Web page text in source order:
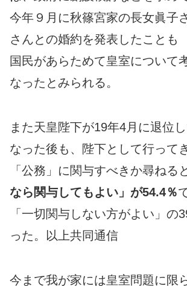
今年９月に秋篠宮家の長女眞子
さんとの婚約を発表したことも
国民があらためて皇室について
なったとみられる。
また天皇陛下が19年4月に退位
なった後も、陛下として行って
「公務」に関与すべきか尋ねる
なら関与してもよい」が54.4％
「一切関与しない方がよい」の
った。以上共同通信
今まで我が家には皇室問題に限